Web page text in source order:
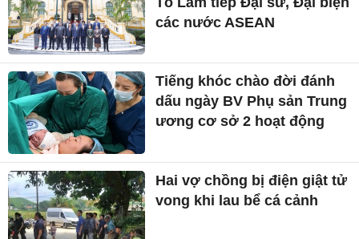
các nước ASEAN
Tiếng khóc chào đời đánh
dấu ngày BV Phụ sản Trung
ương cơ sở 2 hoạt động
Hai vợ chồng bị điện giật tử
vong khi lau bể cá cảnh